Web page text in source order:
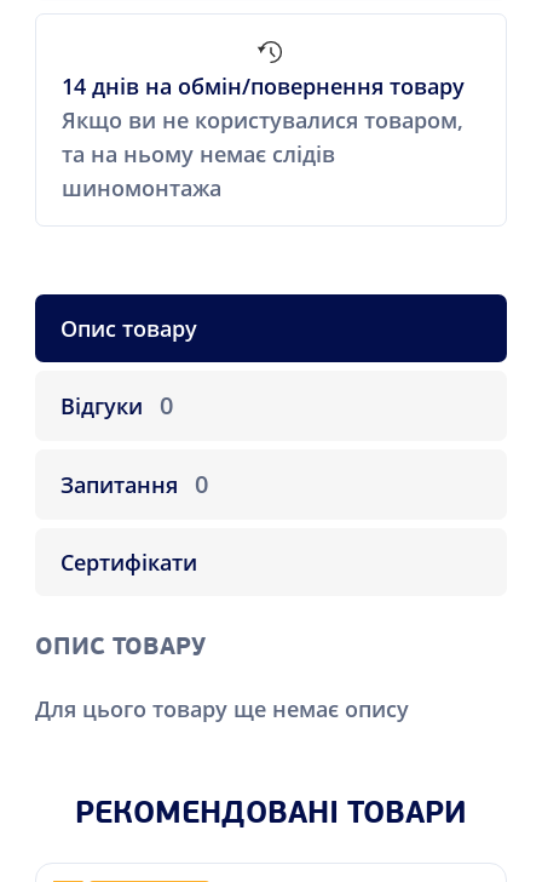
14 днів на обмін/повернення товару
Якщо ви не користувалися товаром,
та на ньому немає слідів
шиномонтажа
Опис товару
Відгуки 0
Запитання 0
Сертифікати
ОПИС ТОВАРУ
Для цього товару ще немає опису
РЕКОМЕНДОВАНІ ТОВАРИ